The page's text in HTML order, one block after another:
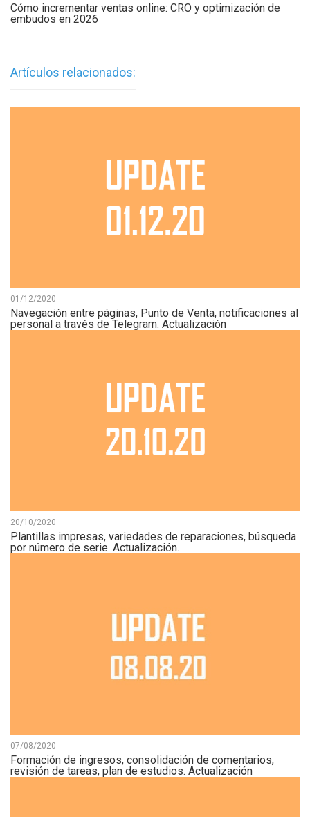
Cómo incrementar ventas online: CRO y optimización de
embudos en 2026
Artículos relacionados:
01/12/2020
Navegación entre páginas, Punto de Venta, notificaciones al
personal a través de Telegram. Actualización
20/10/2020
Plantillas impresas, variedades de reparaciones, búsqueda
por número de serie. Actualización.
07/08/2020
Formación de ingresos, consolidación de comentarios,
revisión de tareas, plan de estudios. Actualización